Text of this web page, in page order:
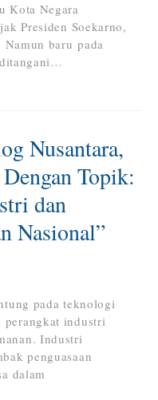
Kota Negara
Presiden Soekarno,
Namun baru pada
Nusantara,
Topik:
dan
Nasional”
pada teknologi
perangkat industri
Industri
penguasaan
dalam